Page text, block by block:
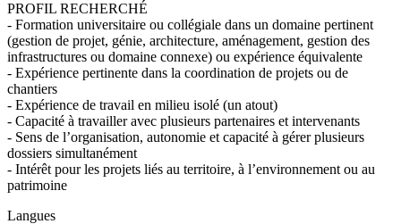
PROFIL RECHERCHÉ
- Formation universitaire ou collégiale dans un domaine pertinent
(gestion de projet, génie, architecture, aménagement, gestion des
infrastructures ou domaine connexe) ou expérience équivalente
- Expérience pertinente dans la coordination de projets ou de
chantiers
- Expérience de travail en milieu isolé (un atout)
- Capacité à travailler avec plusieurs partenaires et intervenants
- Sens de l’organisation, autonomie et capacité à gérer plusieurs
dossiers simultanément
- Intérêt pour les projets liés au territoire, à l’environnement ou au
patrimoine
Langues